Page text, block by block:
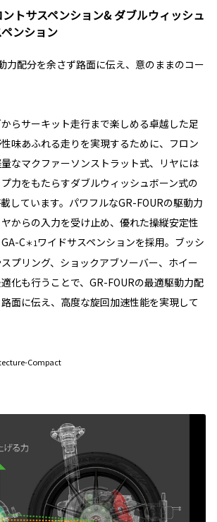
トサスペンション& ダブルウィッシュ
ンション
力配分を余さず路面に伝え、意のままのコー
らサーキット走行まで楽しめる卓越した足
味あふれる走りを実現するために、フロン
なマクファーソンストラット式、リヤには
力をもたらすダブルウィッシュボーン式の
しています。パワフルなGR-FOURの駆動力
からの入力を受け止め、優れた操縦安定性
C＊1ワイドサスペンションを採用。ブッシ
プリング、ショックアブソーバー、ホイー
化も行うことで、GR-FOURの最適駆動力配
面に伝え、高度な旋回加速性能を実現して
Compact